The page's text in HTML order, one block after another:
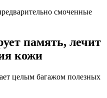
смоченные
память, лечит
кожи
целым багажом полезных